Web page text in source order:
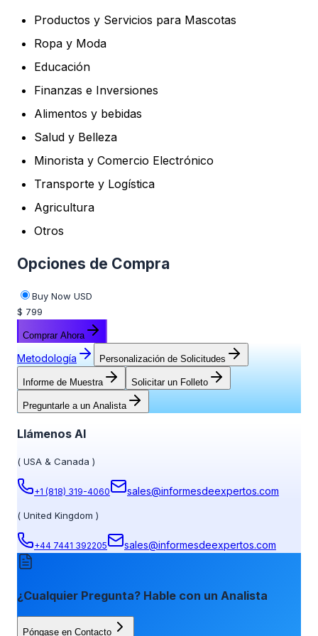
Productos y Servicios para Mascotas
Ropa y Moda
Educación
Finanzas e Inversiones
Alimentos y bebidas
Salud y Belleza
Minorista y Comercio Electrónico
Transporte y Logística
Agricultura
Otros
Opciones de Compra
Buy Now USD
$ 799
Comprar Ahora
Metodología Personalización de Solicitudes
Informe de Muestra Solicitar un Folleto
Preguntarle a un Analista
Llámenos Al
( USA & Canada )
+1 (818) 319-4060 sales@informesdeexpertos.com
( United Kingdom )
+44 7441 392205 sales@informesdeexpertos.com
¿Cualquier Pregunta? Hable con un Analista
Póngase en Contacto